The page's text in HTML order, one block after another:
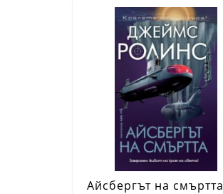
Айсбергът на смъртта